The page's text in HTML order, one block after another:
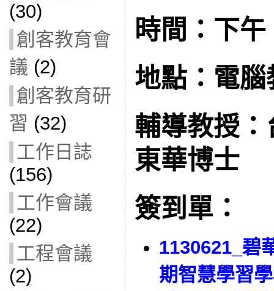
(30)
創客教育會
議 (2)
創客教育研
習 (32)
工作日誌
(156)
工作會議
(22)
工程會議
(2)
時間：下
地點：電腦
輔導教授
東華博士
簽到單：
1130621_碧
期智慧學習